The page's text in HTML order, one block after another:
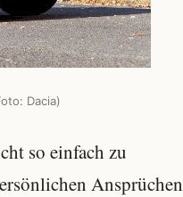
Dacia)
so einfach zu
Ansprüchen